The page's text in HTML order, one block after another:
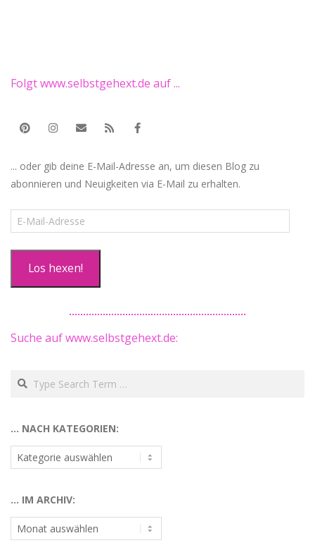
Folgt www.selbstgehext.de auf ...
... oder gib deine E-Mail-Adresse an, um diesen Blog zu
abonnieren und Neuigkeiten via E-Mail zu erhalten.
E-
Mail-
Los hexen!
Suche auf www.selbstgehext.de:
Search
… NACH KATEGORIEN:
…
nach
… IM ARCHIV:
…
im